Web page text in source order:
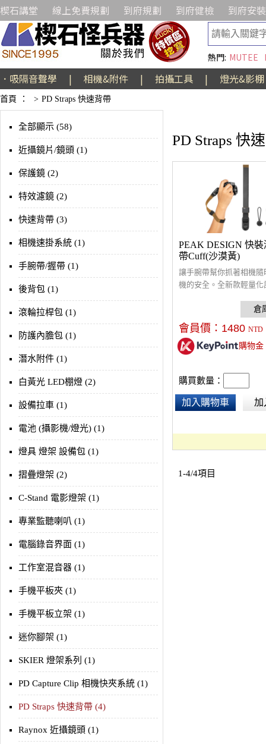
楔石講堂 線上免費規劃 到府規劃 到府健檢 到府安裝
熱門: MUTEE
．吸隔音聲學 | 相機&附件 | 拍攝工具 | 燈光&影棚
首頁 ： > PD Straps 快速背帶
全部顯示 (58)
近攝鏡片/鏡頭 (1)
保護鏡 (2)
特效濾鏡 (2)
快速背帶 (3)
相機速掛系統 (1)
手腕帶/握帶 (1)
後背包 (1)
滾輪拉桿包 (1)
防護內膽包 (1)
潛水附件 (1)
白黃光 LED棚燈 (2)
設備拉車 (1)
電池 (攝影機/燈光) (1)
燈具 燈架 設備包 (1)
摺疊燈架 (2)
C-Stand 電影燈架 (1)
專業監聽喇叭 (1)
電腦錄音界面 (1)
工作室混音器 (1)
手機平板夾 (1)
手機平板立架 (1)
迷你腳架 (1)
SKIER 燈架系列 (1)
PD Capture Clip 相機快夾系統 (1)
PD Straps 快速背帶 (4)
Raynox 近攝鏡頭 (1)
PD Straps 快
PEAK DESIGN 快
帶Cuff(沙漠黃)
讓手腕帶幫你抓著相機隨
機的安全。全新款輕量化
會員價： 1480 NTD
購物金
購買數量：
加入購物車 加
1-4/4項目